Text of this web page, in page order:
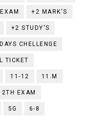
+2 MARK'S
+2 STUDY'S
CHELLENGE
TICKET
11-12 11.M
EXAM
5G 6-8